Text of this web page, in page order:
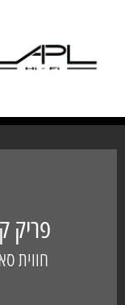
פריק
חווית